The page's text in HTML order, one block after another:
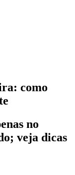
como
no
veja dicas